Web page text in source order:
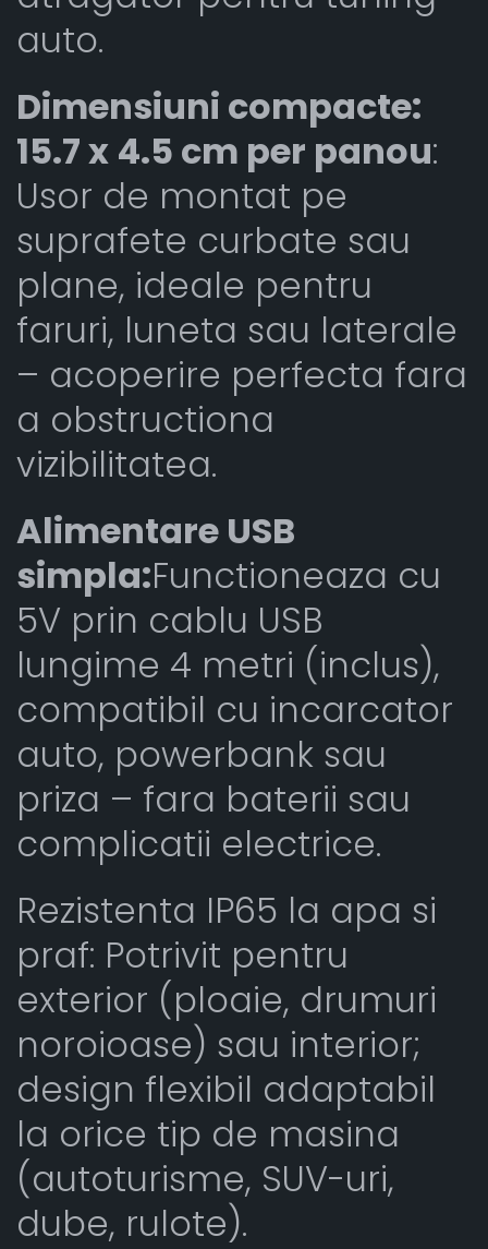
auto.
Dimensiuni compacte:
15.7 x 4.5 cm per panou:
Usor de montat pe
suprafete curbate sau
plane, ideale pentru
faruri, luneta sau laterale
– acoperire perfecta fara
a obstructiona
vizibilitatea.
Alimentare USB
simpla:Functioneaza cu
5V prin cablu USB
lungime 4 metri (inclus),
compatibil cu incarcator
auto, powerbank sau
priza – fara baterii sau
complicatii electrice.
Rezistenta IP65 la apa si
praf: Potrivit pentru
exterior (ploaie, drumuri
noroioase) sau interior;
design flexibil adaptabil
la orice tip de masina
(autoturisme, SUV-uri,
dube, rulote).